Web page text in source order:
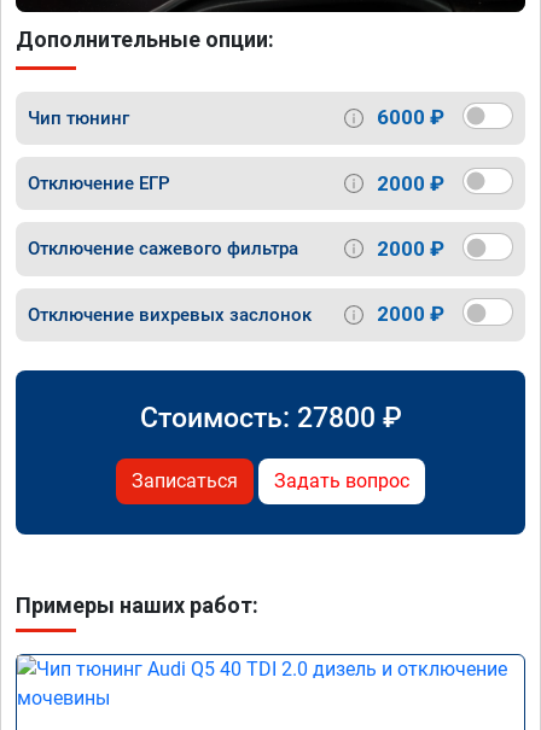
Дополнительные опции:
Чип тюнинг 6000 ₽
Отключение ЕГР 2000 ₽
Отключение сажевого фильтра 2000 ₽
Отключение вихревых заслонок 2000 ₽
Стоимость: 27800 ₽
Записаться Задать вопрос
Примеры наших работ: